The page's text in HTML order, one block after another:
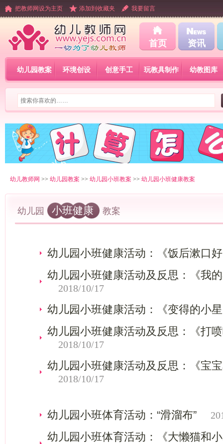
把教师网设为主页 添加到收藏夹 我要留言
首页 资讯
幼儿园教案 环境创设 创意手工 玩教具制作 幼教图库
幼儿教师网 >> 幼儿园教案 >> 幼儿园小班教案 >> 幼儿园小班健康教案
幼儿园 小班健康 教案
幼儿园小班健康活动：《饭后漱口
幼儿园小班健康活动及反思：《我
2018/10/17
幼儿园小班健康活动：《变得的小
幼儿园小班健康活动及反思：《打
2018/10/17
幼儿园小班健康活动及反思：《宝
2018/10/17
幼儿园小班体育活动：“滑溜布”
幼儿园小班体育活动：《大懒猫和